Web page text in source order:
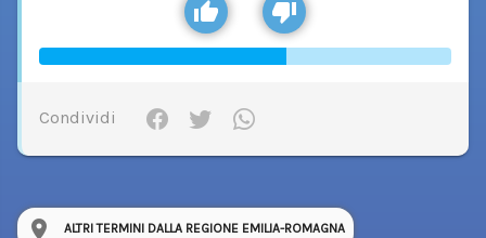
Condividi
ALTRI TERMINI DALLA REGIONE EMILIA-ROMAGNA